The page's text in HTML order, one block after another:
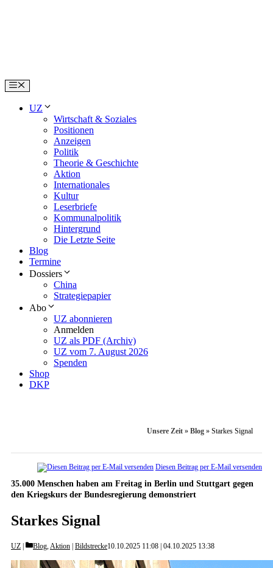
Menu
UZ
Wirtschaft & Soziales
Positionen
Anzeigen
Politik
Theorie & Geschichte
Aktion
Internationales
Kultur
Leserbriefe
Kommunalpolitik
Hintergrund
Die Letzte Seite
Blog
Termine
Dossiers
China
Strategiepapier
Abo
UZ abonnieren
Anmelden
UZ als PDF (Archiv)
UZ vom 7. August 2026
Spenden
Shop
DKP
Unsere Zeit » Blog » Starkes Signal
Diesen Beitrag per E-Mail versenden
35.000 Menschen haben am Freitag in Berlin und Stuttgart gegen
den Kriegskurs der Bundesregierung demonstriert
Starkes Signal
UZ Categories
Blog,Aktion Bildstrecke10.10.2025 11:08 04.10.2025 13:38